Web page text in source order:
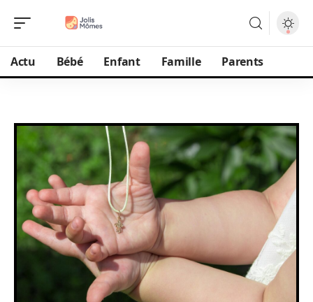
Actu Bébé Enfant Famille Parents